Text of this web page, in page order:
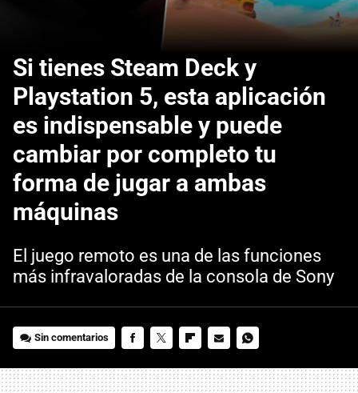
Si tienes Steam Deck y
Playstation 5, esta aplicación
es indispensable y puede
cambiar por completo tu
forma de jugar a ambas
máquinas
El juego remoto es una de las funciones
más infravaloradas de la consola de Sony
Sin comentarios
MAIL